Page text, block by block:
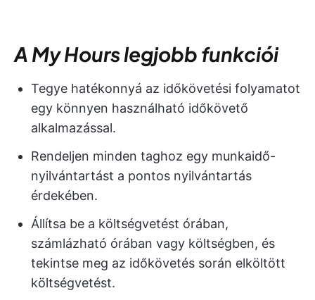
A My Hours legjobb funkciói
Tegye hatékonnyá az időkövetési folyamatot
egy könnyen használható időkövető
alkalmazással.
Rendeljen minden taghoz egy munkaidő-
nyilvántartást a pontos nyilvántartás
érdekében.
Állítsa be a költségvetést órában,
számlázható órában vagy költségben, és
tekintse meg az időkövetés során elköltött
költségvetést.